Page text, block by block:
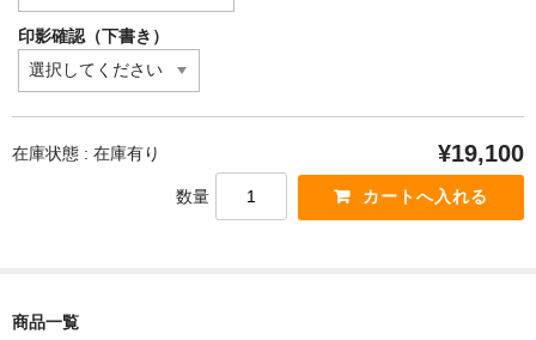
印影確認（下書き）
在庫状態 : 在庫有り ¥19,100
数量
商品一覧